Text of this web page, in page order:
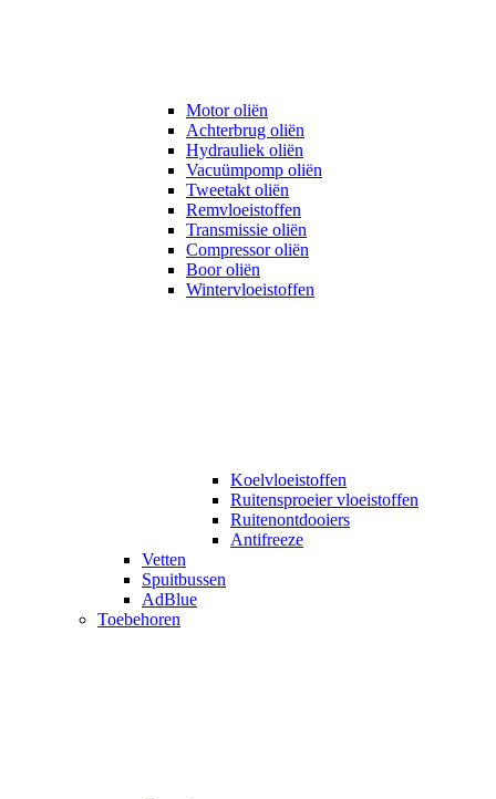
Motor oliën
Achterbrug oliën
Hydrauliek oliën
Vacuümpomp oliën
Tweetakt oliën
Remvloeistoffen
Transmissie oliën
Compressor oliën
Boor oliën
Wintervloeistoffen
Koelvloeistoffen
Ruitensproeier vloeistoffen
Ruitenontdooiers
Antifreeze
Vetten
Spuitbussen
AdBlue
Toebehoren